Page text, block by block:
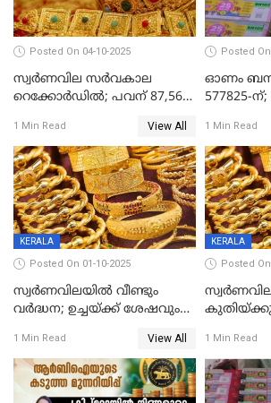
Posted On 04-10-2025
സ്വര്‍ണവില സര്‍വകാല
റെക്കോര്‍ഡില്‍; പവന് 87,560
1 Min Read View All
Posted
ഓണം
577825-
മുന്നിൽ
1 Min Read
KERALA
Posted On 01-10-2025
സ്വർണവിലയിൽ വീണ്ടും
വർദ്ധന; ഉച്ചയ്ക്ക് ശേഷവും
കൂടിയത് പവന് 2,760 രൂപ
1 Min Read View All
KERALA
Posted
സ്വര്‍ണവില
1040 രൂപ
1 Min Read